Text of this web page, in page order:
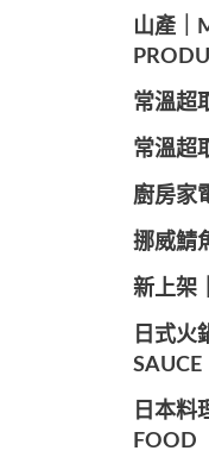
山產｜
常溫超
常溫超
廚房家
挪威鯖
新上架
日式火
SAUCE
日本料
FOOD